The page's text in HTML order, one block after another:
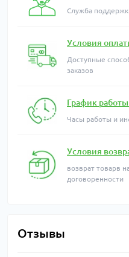
Служба
Условия
Доступные
заказов
График
Часы работы и
Условия
возврат товарв
договоренности
Отзывы